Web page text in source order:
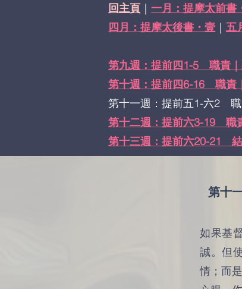
回主頁 ｜ 一月：提摩太前書
四月：提摩太後書・壹 ｜ 五
第九週：提前四1-5 職責｜
第十週：提前四6-16 職責
第十一週：提前五1-六2 職
第十二週：提前六3-19 職
第十三週：提前六20-21 結
第十
如果基
誠。但
情；而